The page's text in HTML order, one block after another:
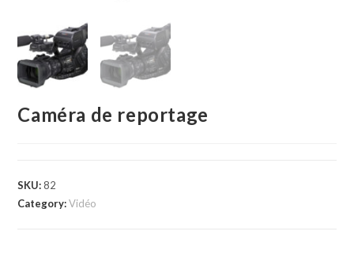
Caméra de reportage
SKU:82
Category:Vidéo